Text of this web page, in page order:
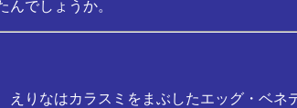
でしょうか。
りなはカラスミをまぶしたエッグ・ベネ